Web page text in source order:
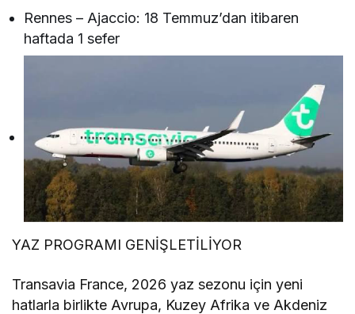
Rennes – Ajaccio: 18 Temmuz’dan itibaren
haftada 1 sefer
YAZ PROGRAMI GENİŞLETİLİYOR
Transavia France, 2026 yaz sezonu için yeni
hatlarla birlikte Avrupa, Kuzey Afrika ve Akdeniz